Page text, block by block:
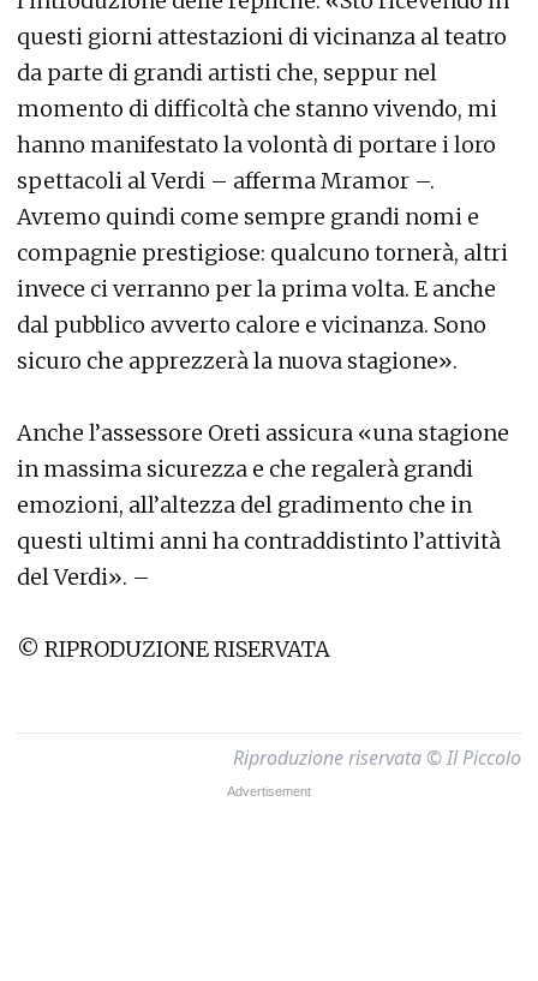
questi giorni attestazioni di vicinanza al teatro
da parte di grandi artisti che, seppur nel
momento di difficoltà che stanno vivendo, mi
hanno manifestato la volontà di portare i loro
spettacoli al Verdi – afferma Mramor –.
Avremo quindi come sempre grandi nomi e
compagnie prestigiose: qualcuno tornerà, altri
invece ci verranno per la prima volta. E anche
dal pubblico avverto calore e vicinanza. Sono
sicuro che apprezzerà la nuova stagione».
Anche l’assessore Oreti assicura «una stagione
in massima sicurezza e che regalerà grandi
emozioni, all’altezza del gradimento che in
questi ultimi anni ha contraddistinto l’attività
del Verdi». –
© RIPRODUZIONE RISERVATA
Riproduzione riservata © Il Piccolo